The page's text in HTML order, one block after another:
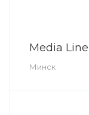
Media Line
Минск